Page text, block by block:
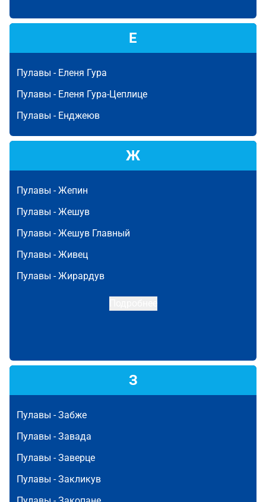
Е
Пулавы - Еленя Гура
Пулавы - Еленя Гура-Цеплице
Пулавы - Енджеюв
Ж
Пулавы -Жепин
Пулавы -Жешув
Пулавы -Жешув Главный
Пулавы -Живец
Пулавы -Жирардув
З
Пулавы -Забже
Пулавы -Завада
Пулавы -Заверце
Пулавы -Закликув